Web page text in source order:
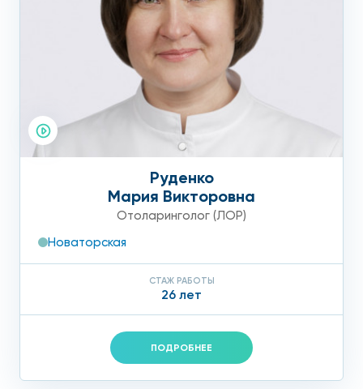
Руденко
Мария Викторовна
Отоларинголог (ЛОР)
Новаторская
СТАЖ РАБОТЫ
26 лет
ПОДРОБНЕЕ